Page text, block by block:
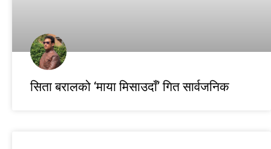
सिता बरालको ‘माया मिसाउदाँ’ गित सार्वजनिक